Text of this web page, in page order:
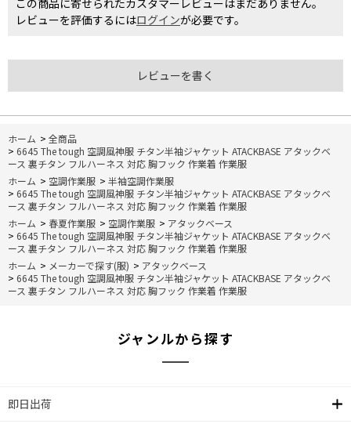
この商品に寄せられたカスタマーレビューはまだありません。
レビューを評価するにはログインが必要です。
レビューを書く
ホーム > 全商品
> 6645 The tough 空調風神服 チタン半袖ジャケット ATACKBASE アタックベ
ース 裏チタン フルハーネス 対応 胸フック 作業着 作業服
ホーム > 空調作業服 > 半袖空調作業服
> 6645 The tough 空調風神服 チタン半袖ジャケット ATACKBASE アタックベ
ース 裏チタン フルハーネス 対応 胸フック 作業着 作業服
ホーム > 春夏作業服 > 空調作業服 > アタックベース
> 6645 The tough 空調風神服 チタン半袖ジャケット ATACKBASE アタックベ
ース 裏チタン フルハーネス 対応 胸フック 作業着 作業服
ホーム > メーカーで探す(服) > アタックベース
> 6645 The tough 空調風神服 チタン半袖ジャケット ATACKBASE アタックベ
ース 裏チタン フルハーネス 対応 胸フック 作業着 作業服
ジャンルから探す
即日出荷